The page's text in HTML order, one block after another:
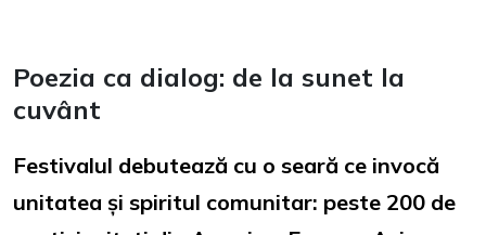
Poezia ca dialog: de la sunet la
cuvânt
Festivalul debutează cu o seară ce invocă
unitatea și spiritul comunitar: peste 200 de